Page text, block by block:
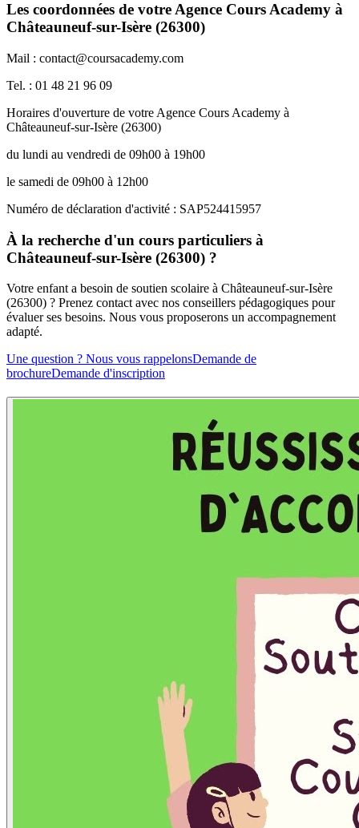
Les coordonnées de votre Agence Cours Academy à
Châteauneuf-sur-Isère (26300)
Mail : contact@coursacademy.com
Tel. : 01 48 21 96 09
Horaires d'ouverture de votre Agence Cours Academy à
Châteauneuf-sur-Isère (26300)
du lundi au vendredi de 09h00 à 19h00
le samedi de 09h00 à 12h00
Numéro de déclaration d'activité : SAP524415957
À la recherche d'un cours particuliers à
Châteauneuf-sur-Isère (26300) ?
Votre enfant a besoin de soutien scolaire à Châteauneuf-sur-Isère
(26300) ? Prenez contact avec nos conseillers pédagogiques pour
évaluer ses besoins. Nous vous proposerons un accompagnement
adapté.
Une question ? Nous vous rappelonsDemande de
brochureDemande d'inscription